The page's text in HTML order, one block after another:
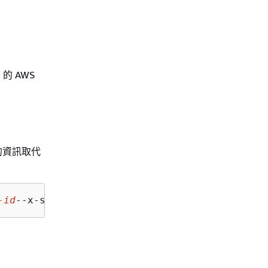
AWS
資訊取代
id--x-s3 --region